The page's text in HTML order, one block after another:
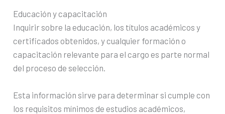
Educación y capacitación
Inquirir sobre la educación, los títulos académicos y
certificados obtenidos, y cualquier formación o
capacitación relevante para el cargo es parte normal
del proceso de selección.
Esta información sirve para determinar si cumple con
los requisitos mínimos de estudios académicos,